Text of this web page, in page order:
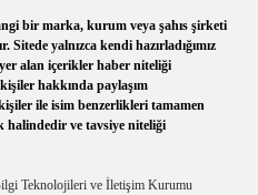
bir marka, kurum veya şahıs şirketi
yalnızca kendi hazırladığımız
alan içerikler haber niteliği
hakkında paylaşım
ile isim benzerlikleri tamamen
halindedir ve tavsiye niteliği
Teknolojileri ve İletişim Kurumu